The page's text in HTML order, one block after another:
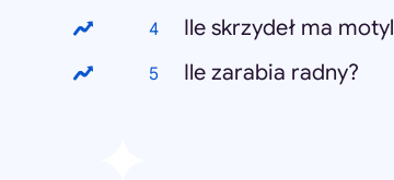
Ile skrzydeł ma
Ile zarabia radny?